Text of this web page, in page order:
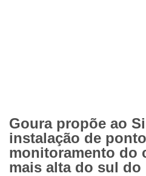
Goura propõe ao
instalação de
monitoramento do
mais alta do sul do